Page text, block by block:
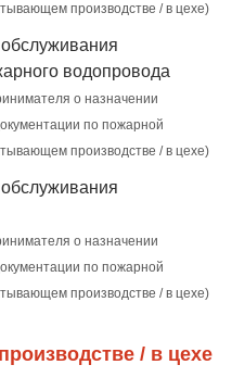
производстве / в цехе)
обслуживания
водопровода
о назначении
по пожарной
производстве / в цехе)
обслуживания
о назначении
по пожарной
производстве / в цехе)
/ в цехе